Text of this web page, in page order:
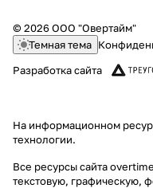
© 2026 ООО "Овертайм"
Темная тема
Разработка сайта
На информационном
технологии.
Все ресурсы сайта
текстовую, графическую,